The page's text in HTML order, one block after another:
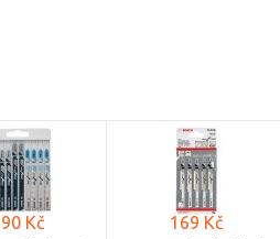
Kč 169 Kč